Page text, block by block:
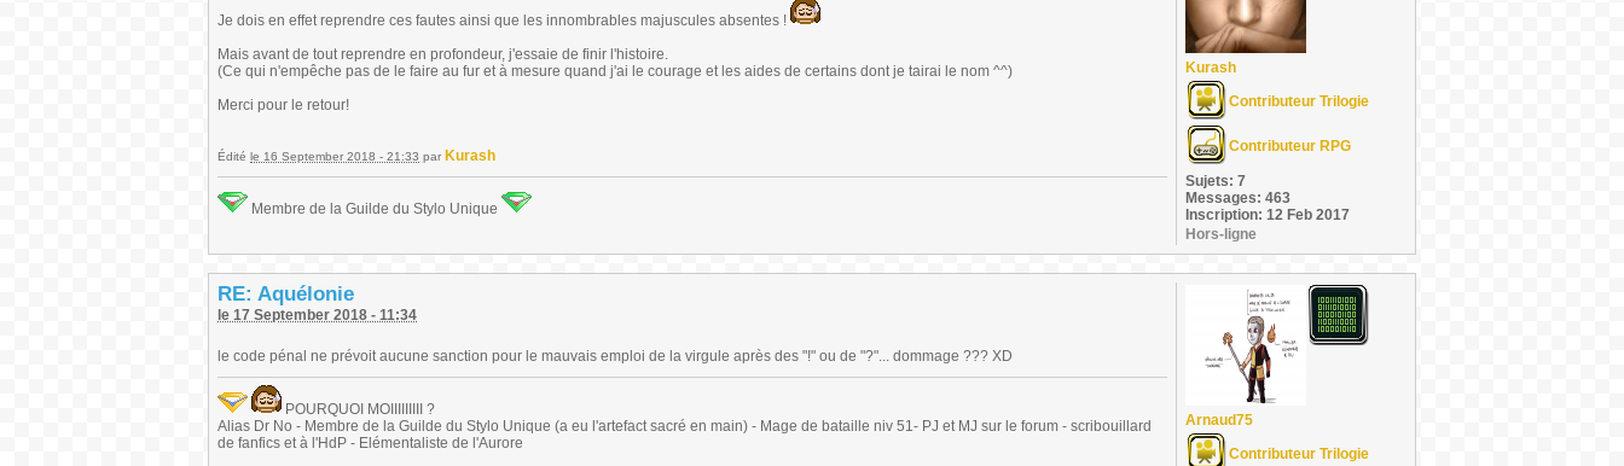
Je dois en effet reprendre ces fautes ainsi que les innombrables majuscules absentes !
Mais avant de tout reprendre en profondeur, j'essaie de finir l'histoire.
(Ce qui n'empêche pas de le faire au fur et à mesure quand j'ai le courage et les aides de certains dont je tairai le nom ^^)
Merci pour le retour!
Édité le 16 September 2018 - 21:33 par Kurash
Membre de la Guilde du Stylo Unique
Kurash
Contributeur Trilogie
Contributeur RPG
Sujets: 7
Messages: 463
Inscription: 12 Feb 2017
Hors-ligne
RE: Aquélonie
le 17 September 2018 - 11:34
le code pénal ne prévoit aucune sanction pour le mauvais emploi de la virgule après des "!" ou de "?"... dommage ??? XD
POURQUOI MOIIIIIIIII ?
Alias Dr No - Membre de la Guilde du Stylo Unique (a eu l'artefact sacré en main) - Mage de bataille niv 51- PJ et MJ sur le forum - scribouillard
de fanfics et à l'HdP - Elémentaliste de l'Aurore
Arnaud75
Contributeur Trilogie